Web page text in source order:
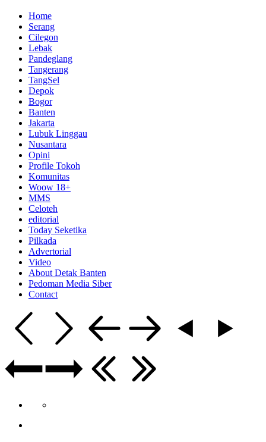
Home
Serang
Cilegon
Lebak
Pandeglang
Tangerang
TangSel
Depok
Bogor
Banten
Jakarta
Lubuk Linggau
Nusantara
Opini
Profile Tokoh
Komunitas
Woow 18+
MMS
Celoteh
editorial
Today Seketika
Pilkada
Advertorial
Video
About Detak Banten
Pedoman Media Siber
Contact